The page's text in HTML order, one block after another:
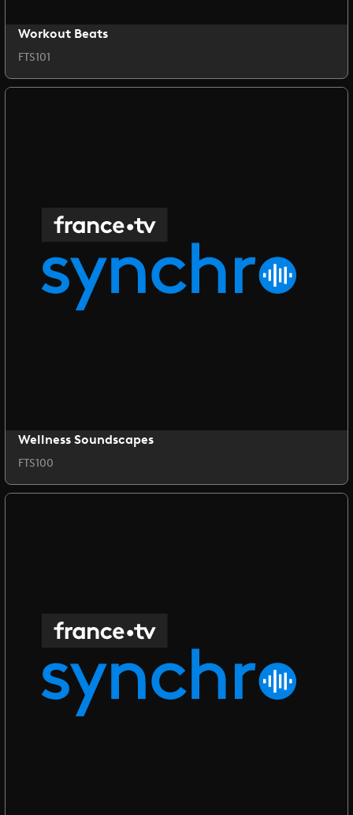
Workout Beats
FTS101
Wellness Soundscapes
FTS100